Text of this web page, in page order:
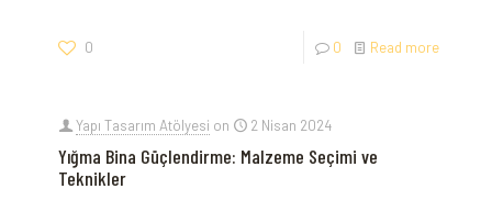
0 0 Read more
Yapı Tasarım Atölyesi on 2 Nisan 2024
Yığma Bina Güçlendirme: Malzeme Seçimi ve
Teknikler